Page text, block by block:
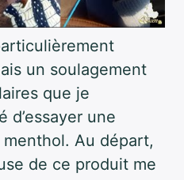
un soulagement
que je
d’essayer une
Au départ,
de ce produit me